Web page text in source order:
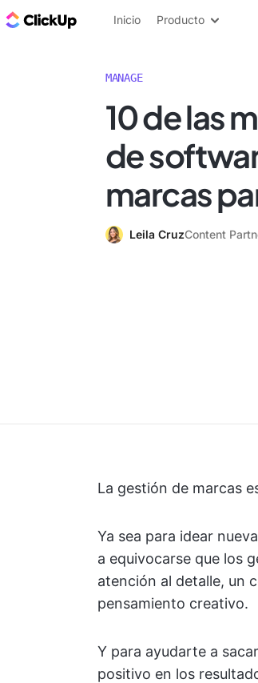
ClickUp Blog
Inicio Producto
MANAGE
10 de las
de
marcas
Leila CruzContent
La gestión de marcas
Ya sea para idear
a equivocarse que los
atención al detalle, un
pensamiento creativo.
Y para ayudarte a
positivo en los